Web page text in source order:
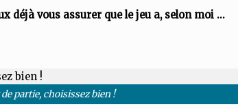
déjà vous assurer que le jeu a, selon moi ...
partie, choisissez bien !